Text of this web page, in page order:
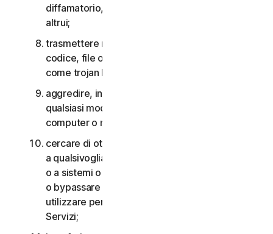
diffamatorio, calunnioso o invasivo della privacy
altrui;
trasmettere materiale che contiene virus o altro
codice, file o programmi per computer dannosi
come trojan horse, worm o time bomb;
aggredire, interferire, negare il servizio in
qualsiasi modo o forma a qualsiasi altra rete,
computer o nodo attraverso i Servizi;
cercare di ottenere un accesso non autorizzato
a qualsivoglia Servizio, agli account di altri utenti
o a sistemi o reti di computer connessi ai Servizi
o bypassare qualsiasi misura che potremmo
utilizzare per prevenire o limitare l’accesso ai
Servizi;